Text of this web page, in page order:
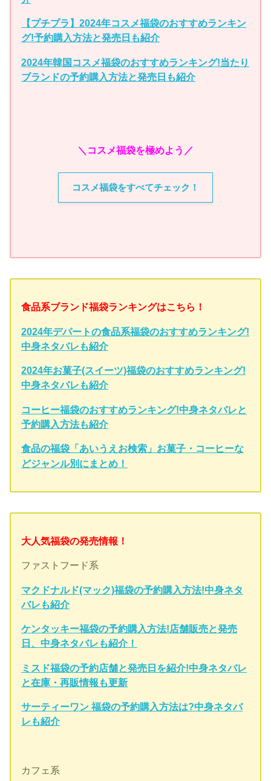
【プチプラ】2024年コスメ福袋のおすすめランキン
グ!予約購入方法と発売日も紹介
2024年韓国コスメ福袋のおすすめランキング!当たり
ブランドの予約購入方法と発売日も紹介
＼コスメ福袋を極めよう／
コスメ福袋をすべてチェック！
食品系ブランド福袋ランキングはこちら！
2024年デパートの食品系福袋のおすすめランキング!
中身ネタバレも紹介
2024年お菓子(スイーツ)福袋のおすすめランキング!
中身ネタバレも紹介
コーヒー福袋のおすすめランキング!中身ネタバレと
予約購入方法も紹介
食品の福袋「あいうえお検索」お菓子・コーヒーな
どジャンル別にまとめ！
大人気福袋の発売情報！
ファストフード系
マクドナルド(マック)福袋の予約購入方法!中身ネタ
バレも紹介
ケンタッキー福袋の予約購入方法!店舗販売と発売
日、中身ネタバレも紹介！
ミスド福袋の予約店舗と発売日を紹介!中身ネタバレ
と在庫・再販情報も更新
サーティーワン 福袋の予約購入方法は?中身ネタバ
レも紹介
カフェ系